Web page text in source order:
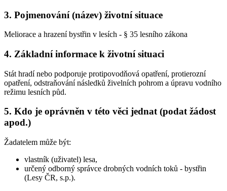
3. Pojmenování (název) životní situace
Meliorace a hrazení bystřin v lesích - § 35 lesního zákona
4. Základní informace k životní situaci
Stát hradí nebo podporuje protipovodňová opatření, protierozní
opatření, odstraňování následků živelních pohrom a úpravu vodního
režimu lesních půd.
5. Kdo je oprávněn v této věci jednat (podat žádost
apod.)
Žadatelem může být:
vlastník (uživatel) lesa,
určený odborný správce drobných vodních toků - bystřin
(Lesy ČR, s.p.).